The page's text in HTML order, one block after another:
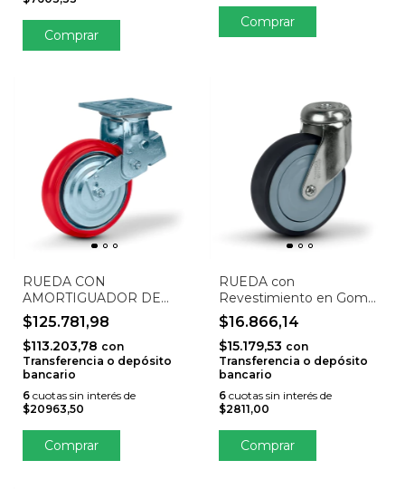
RUEDA CON
AMORTIGUADOR DE
ALTA RESISTENCIA
(GIRATORIA, RESORTES
DOBLES, ZINCADA,
PLACA DE 130 X 140
MM) STO-200HPSUSP-G
$125.781,98
$113.203,78 con
Transferencia o depósito
bancario
6 cuotas sin interés de
$20963,50
RUEDA con
Revestimiento en Goma
STO-125SUPER-G
$16.866,14
$15.179,53 con
Transferencia o depósito
bancario
6cuotas sin interés de
$2811,00